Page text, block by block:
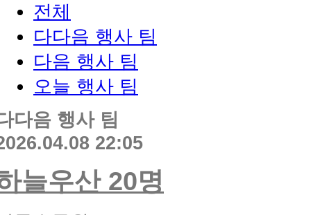
전체
다다음 행사 팀
다음 행사 팀
오늘 행사 팀
다음 행사 팀
22:05
늘우산 20명